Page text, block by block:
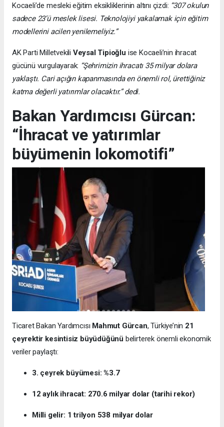
Kocaeli’de mesleki eğitim eksikliklerinin altını çizdi: “307 okulun
sadece 23’ü meslek lisesi. Teknolojiyi yakalamak için eğitim
modellerini acilen yenilemeliyiz.”
AK Parti Milletvekili Veysal Tipioğlu ise Kocaeli’nin ihracat
gücünü vurgulayarak: “Şehrimizin ihracatı 35 milyar dolara
yaklaştı. Cari açığın kapanmasında en önemli rol, ürettiğiniz
katma değerli yatırımlar olacaktır.” dedi.
Bakan Yardımcısı Gürcan:
“İhracat ve yatırımlar
büyümenin lokomotifi”
Ticaret Bakan Yardımcısı Mahmut Gürcan, Türkiye’nin 21
çeyrektir kesintisiz büyüdüğünü belirterek önemli ekonomik
veriler paylaştı:
3. çeyrek büyümesi: %3.7
12 aylık ihracat: 270.6 milyar dolar (tarihi rekor)
Milli gelir: 1 trilyon 538 milyar dolar